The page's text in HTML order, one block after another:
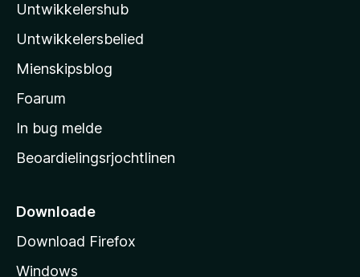
a
s
t
a
t
i
e
Untwikkelershub
Untwikkelersbelied
Mienskipsblog
Foarum
In bug melde
Beoardielingsrjochtlinen
Downloade
Download Firefox
Windows